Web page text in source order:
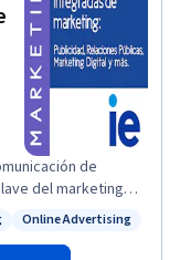
de
del marketing
o servicio
más
y
Status: Online Advertising
Online Advertising